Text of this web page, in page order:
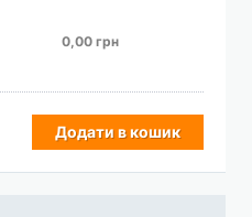
0,00 грн
Додати в кошик